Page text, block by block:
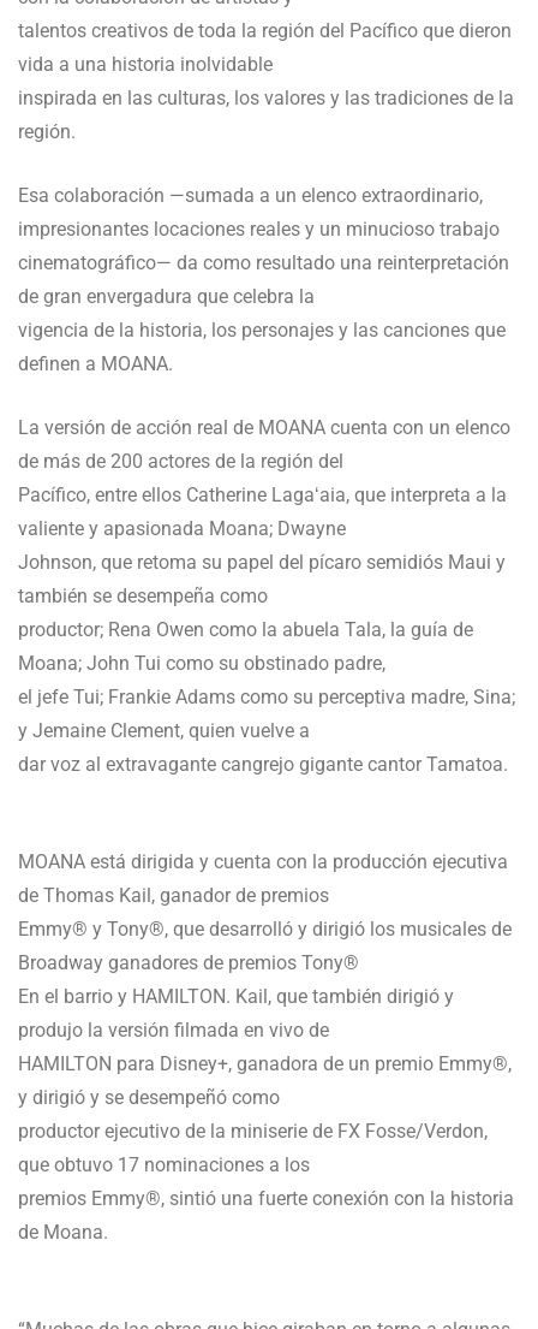
talentos creativos de toda la región del Pacífico que dieron
vida a una historia inolvidable
inspirada en las culturas, los valores y las tradiciones de la
región.
Esa colaboración —sumada a un elenco extraordinario,
impresionantes locaciones reales y un minucioso trabajo
cinematográfico— da como resultado una reinterpretación
de gran envergadura que celebra la
vigencia de la historia, los personajes y las canciones que
definen a MOANA.
La versión de acción real de MOANA cuenta con un elenco
de más de 200 actores de la región del
Pacífico, entre ellos Catherine Lagaʻaia, que interpreta a la
valiente y apasionada Moana; Dwayne
Johnson, que retoma su papel del pícaro semidiós Maui y
también se desempeña como
productor; Rena Owen como la abuela Tala, la guía de
Moana; John Tui como su obstinado padre,
el jefe Tui; Frankie Adams como su perceptiva madre, Sina;
y Jemaine Clement, quien vuelve a
dar voz al extravagante cangrejo gigante cantor Tamatoa.
MOANA está dirigida y cuenta con la producción ejecutiva
de Thomas Kail, ganador de premios
Emmy® y Tony®, que desarrolló y dirigió los musicales de
Broadway ganadores de premios Tony®
En el barrio y HAMILTON. Kail, que también dirigió y
produjo la versión filmada en vivo de
HAMILTON para Disney+, ganadora de un premio Emmy®,
y dirigió y se desempeñó como
productor ejecutivo de la miniserie de FX Fosse/Verdon,
que obtuvo 17 nominaciones a los
premios Emmy®, sintió una fuerte conexión con la historia
de Moana.